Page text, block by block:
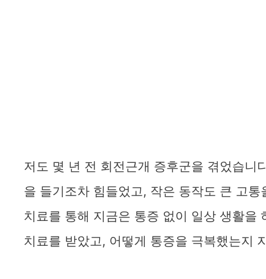
저도 몇 년 전 회전근개 증후군을 겪었습니
을 들기조차 힘들었고, 작은 동작도 큰 고
치료를 통해 지금은 통증 없이 일상 생활을
치료를 받았고, 어떻게 통증을 극복했는지